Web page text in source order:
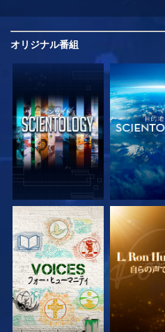
オリジナル番組
シリーズを探求 シリーズを